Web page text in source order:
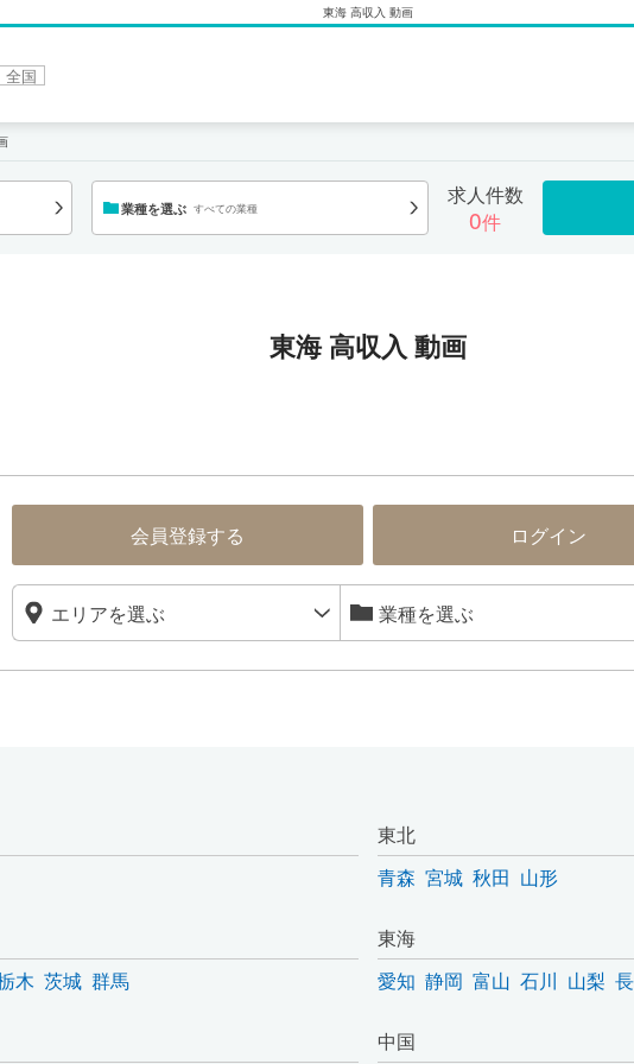
東海 高収入 動画
全国
業種を選ぶ すべての業種 求人件数
0件
東海 高収入 動画
会員登録する ログイン
東北
青森 宮城 秋田 山形
木 茨城 群馬
東海
愛知 静岡 富山 石川 山梨
中国